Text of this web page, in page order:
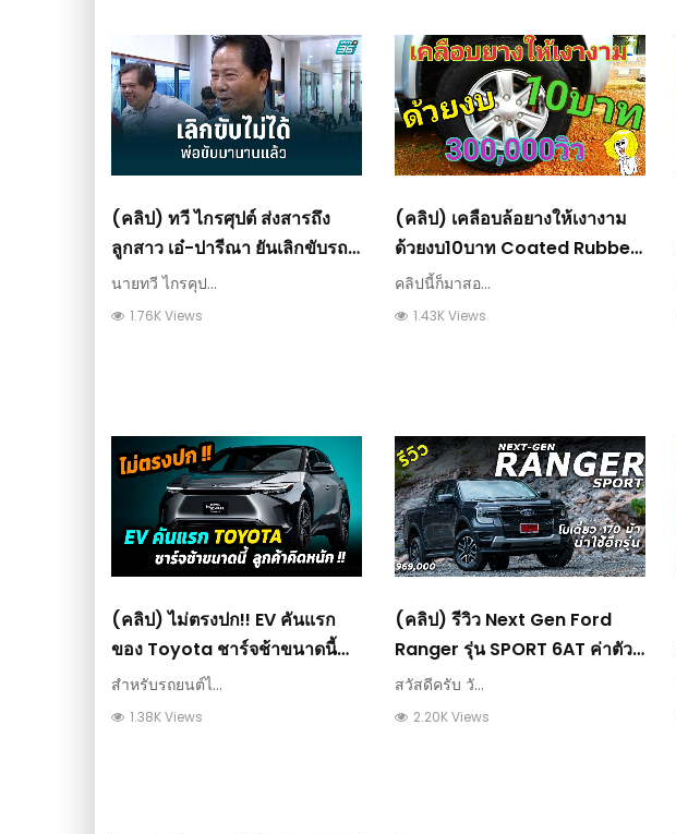
(คลิป) ทวี ไกรศุปต์ ส่งสารถึง
ลูกสาว เอ๋-ปารีณา ยันเลิกขับรถ
ไม่ได้ : วีดีโอ เกษตร
นายทวี ไกรคุป...
1.76K Views
(คลิป) เคลือบล้อยางให้เงางาม
ด้วยงบ10บาท Coated Rubber
Wheels To Shine With A
Budget Of 10 Bath : วีดีโอ
คลิปนี้ก็มาสอ...
1.43K Views
(คลิป) ไม่ตรงปก!! EV คันแรก
ของ Toyota ชาร์จช้าขนาดนี้
ลูกค้าอาจคิดหนัก : วีดีโอ เกษตร
สำหรับรถยนต์ไ...
1.38K Views
(คลิป) รีวิว Next Gen Ford
Ranger รุ่น SPORT 6AT ค่าตัว
9.64 แสน รุ่นนี้ก็น่าใช้ไม่น้อย :
วีดีโอ เกษตร
สวัสดีครับ วั...
2.20K Views